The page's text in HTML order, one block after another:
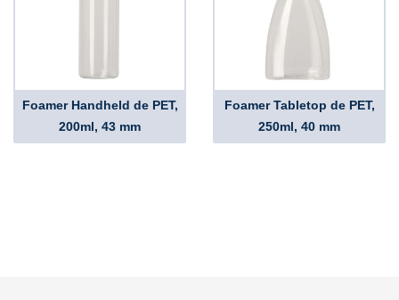
Foamer Handheld de PET,
200ml, 43 mm
Foamer Tabletop de PET,
250ml, 40 mm